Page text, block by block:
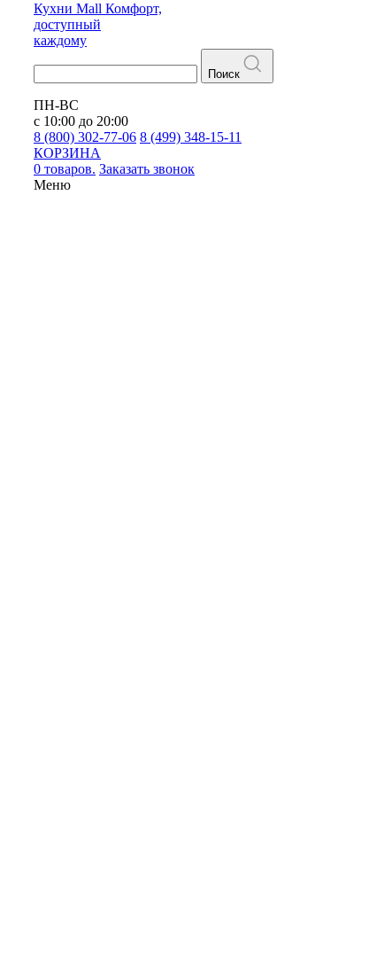
Кухни Mall Комфорт,
доступный
каждому
Поиск
ПН-ВС
с 10:00 до 20:00
8 (800) 302-77-06 8 (499) 348-15-11
КОРЗИНА
0 товаров. Заказать звонок
Меню